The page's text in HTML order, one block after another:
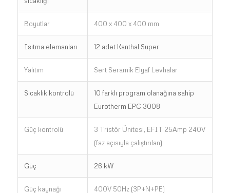
Boyutlar 400 x 400 x 400 mm
Isıtma elemanları 12 adet Kanthal Super
Yalıtım Sert Seramik Elyaf Levhalar
Sıcaklık kontrolü
10 farklı program olanağına sahip
Eurotherm EPC 3008
Güç kontrolü
3 Tristör Ünitesi, EFIT 25Amp 240V
(faz açısıyla çalıştırılan)
Güç 26 kW
Güç kaynağı 400V 50Hz (3P+N+PE)